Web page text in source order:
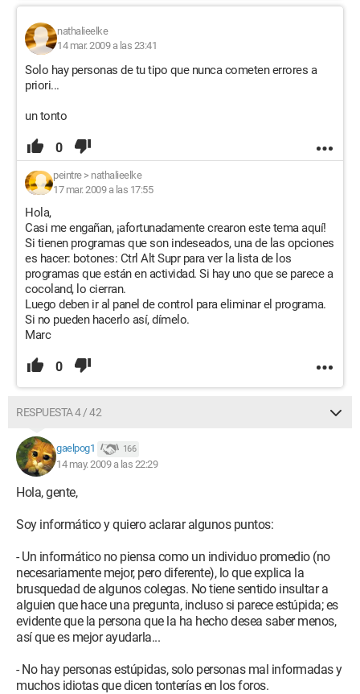
nathalieelke
14 mar. 2009 a las 23:41
Solo hay personas de tu tipo que nunca cometen errores a
priori...
un tonto
0
peintre> nathalieelke
17 mar. 2009 a las 17:55
Hola,
Casi me engañan, ¡afortunadamente crearon este tema aquí!
Si tienen programas que son indeseados, una de las opciones
es hacer: botones: Ctrl Alt Supr para ver la lista de los
programas que están en actividad. Si hay uno que se parece a
cocoland, lo cierran.
Luego deben ir al panel de control para eliminar el programa.
Si no pueden hacerlo así, dímelo.
Marc
0
RESPUESTA 4 / 42
gaelpog1 166
14 may. 2009 a las 22:29
Hola, gente,
Soy informático y quiero aclarar algunos puntos:
- Un informático no piensa como un individuo promedio (no
necesariamente mejor, pero diferente), lo que explica la
brusquedad de algunos colegas. No tiene sentido insultar a
alguien que hace una pregunta, incluso si parece estúpida; es
evidente que la persona que la ha hecho desea saber menos,
así que es mejor ayudarla...
- No hay personas estúpidas, solo personas mal informadas y
muchos idiotas que dicen tonterías en los foros.